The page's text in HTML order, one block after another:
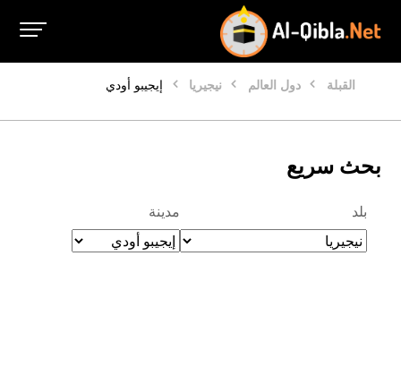
القبلة دول العالم نيجيريا إيجيبو أودي
بحث سريع
بلد مدينة